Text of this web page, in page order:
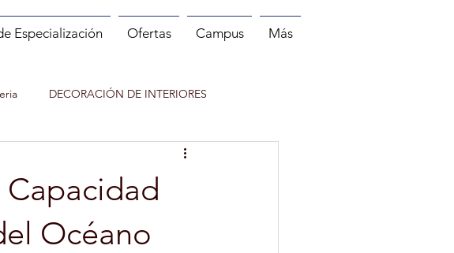
Especialización Ofertas Campus Más
DECORACIÓN DE INTERIORES
MONITOR DE RUNNING
Capacidad
Océano